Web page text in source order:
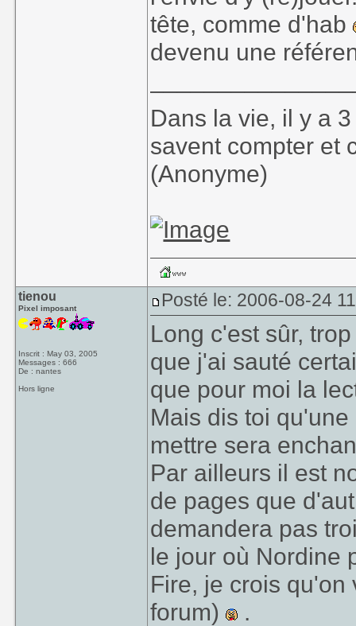
tête, comme d'hab
devenu une
Dans la vie, il y a
savent compter et
(Anonyme)
tienou
Pixel imposant
Inscrit : May 03, 2005
Messages : 666
De : nantes
Hors ligne
Posté le: 2006-08-24
Long c'est sûr,
que j'ai sauté
que pour moi la
Mais dis toi
mettre sera
Par ailleurs il est
de pages que
demandera pas
le jour où Nordine
Fire, je crois
forum)
.